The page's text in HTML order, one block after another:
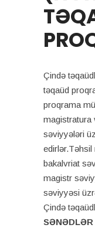
Çində
təqaüd
proqrama
magistratura
səviyyələri
edirlər.Təhsil
bakalvriat
magistr
səviyyəsi
Çində
SƏNƏDLƏR